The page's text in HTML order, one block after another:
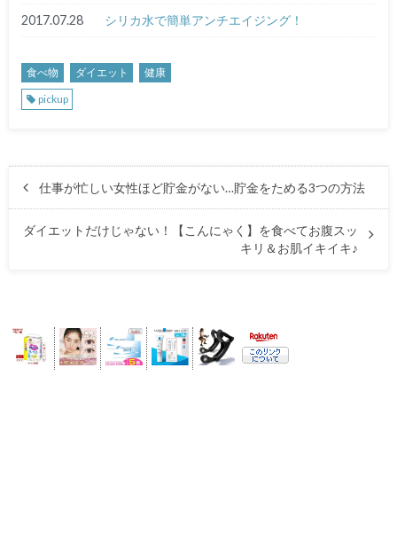
2017.07.28 シリカ水で簡単アンチエイジング！
食べ物 ダイエット
健康
pickup
仕事が忙しい女性ほど貯金がない…貯金をためる3つの方法
ダイエットだけじゃない！【こんにゃく】を食べてお腹スッ
キリ＆お肌イキイキ♪